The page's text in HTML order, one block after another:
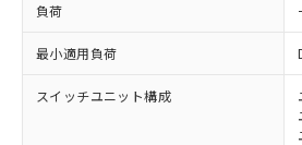
負荷
最小適用負荷
スイッチユニット構成